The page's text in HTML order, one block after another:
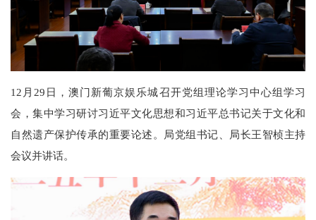
12月29日，澳门新葡京娱乐城召开党组理论学习中心组学习
会，集中学习研讨习近平文化思想和习近平总书记关于文化和
自然遗产保护传承的重要论述。局党组书记、局长王智桢主持
会议并讲话。